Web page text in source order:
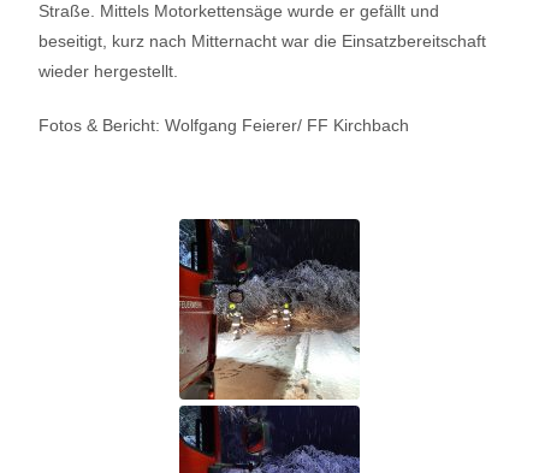
Straße. Mittels Motorkettensäge wurde er gefällt und
beseitigt, kurz nach Mitternacht war die Einsatzbereitschaft
wieder hergestellt.
Fotos & Bericht: Wolfgang Feierer/ FF Kirchbach